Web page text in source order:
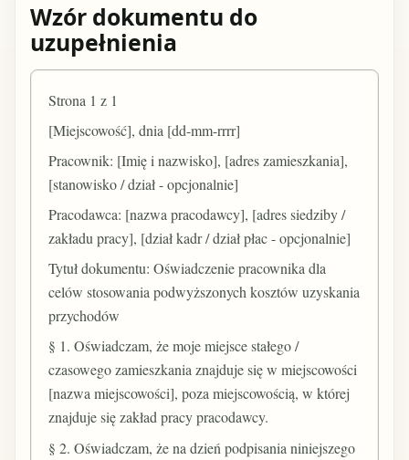
Wzór dokumentu do
uzupełnienia
Strona 1 z 1
[Miejscowość], dnia [dd-mm-rrrr]
Pracownik: [Imię i nazwisko], [adres zamieszkania],
[stanowisko / dział - opcjonalnie]
Pracodawca: [nazwa pracodawcy], [adres siedziby /
zakładu pracy], [dział kadr / dział płac - opcjonalnie]
Tytuł dokumentu: Oświadczenie pracownika dla
celów stosowania podwyższonych kosztów uzyskania
przychodów
§ 1. Oświadczam, że moje miejsce stałego /
czasowego zamieszkania znajduje się w miejscowości
[nazwa miejscowości], poza miejscowością, w której
znajduje się zakład pracy pracodawcy.
§ 2. Oświadczam, że na dzień podpisania niniejszego